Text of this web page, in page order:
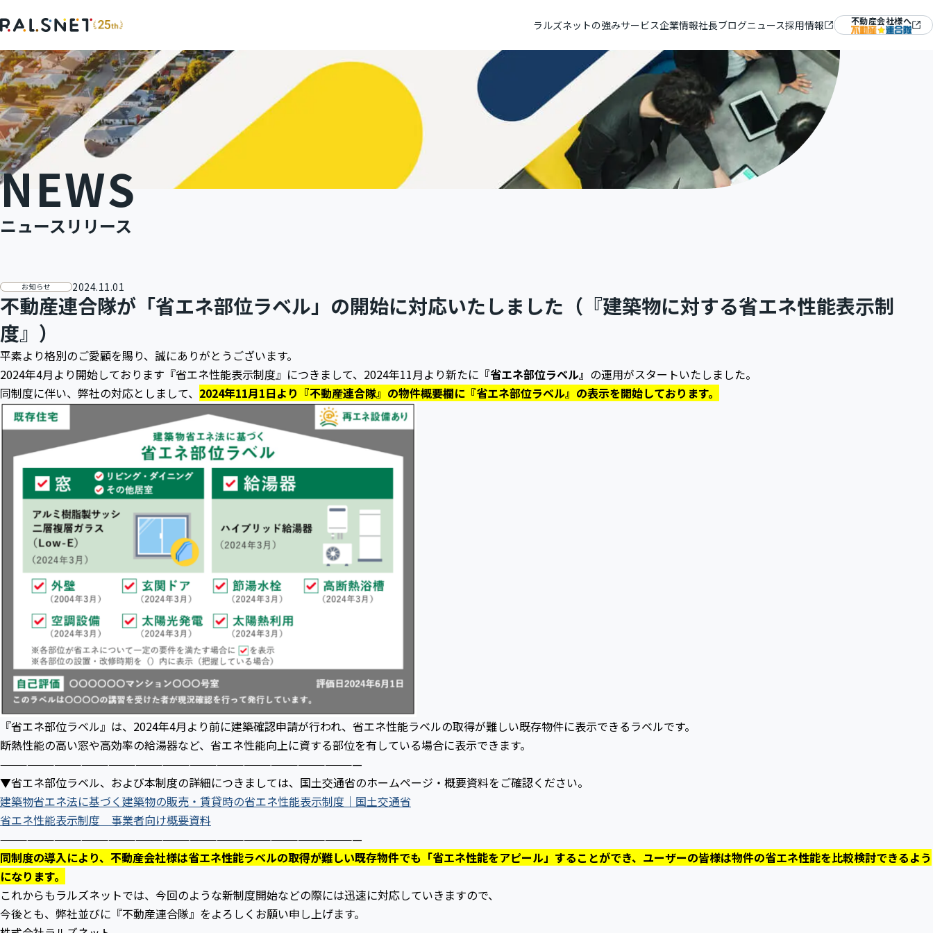
ラルズネットの強みサービス
SERVICE
サービス
ポータルサイト『不動産連合隊』 不動産ホームページ制作 不動産システム『ラルズマネージャー』
企業情報
COMPANY
企業情報
トップメッセージ パーパス＆ミッション
社長ブログニュース採用情報 不動産会社様へ
ニュースリリース
NEWS
お知らせ 2024.11.01
不動産連合隊が「省エネ部位ラベル」の開始に対応いたしました（『建築物に対する省エネ性能表示制
度』）
平素より格別のご愛顧を賜り、誠にありがとうございます。
2024年4月より開始しております『省エネ性能表示制度』につきまして、2024年11月より新たに 『省エネ部位ラベル』 の運用がスタートいたしました。
同制度に伴い、弊社の対応としまして、 2024年11月1日より 『不動産連合隊』の物件概要欄に『省エネ部位ラベル』の表示を開始しております。
『省エネ部位ラベル』は、2024年4月より前に建築確認申請が行われ、省エネ性能ラベルの取得が難しい既存物件に表示できるラベルです。
断熱性能の高い窓や高効率の給湯器など、省エネ性能向上に資する部位を有している場合に表示できます。
————————————————————————————————————————
▼省エネ部位ラベル、および本制度の詳細につきましては、国土交通省のホームページ・概要資料をご確認ください。
建築物省エネ法に基づく建築物の販売・賃貸時の省エネ性能表⽰制度｜国土交通省
省エネ性能表示制度 事業者向け概要資料
————————————————————————————————————————
同制度の導入により、不動産会社様は省エネ性能ラベルの取得が難しい既存物件でも「省エネ性能をアピール」することができ、ユーザーの皆様は物件の省エネ性能を比較検討できるよう
になります。
これからもラルズネットでは、今回のような新制度開始などの際には迅速に対応していきますので、
今後とも、弊社並びに『不動産連合隊』をよろしくお願い申し上げます。